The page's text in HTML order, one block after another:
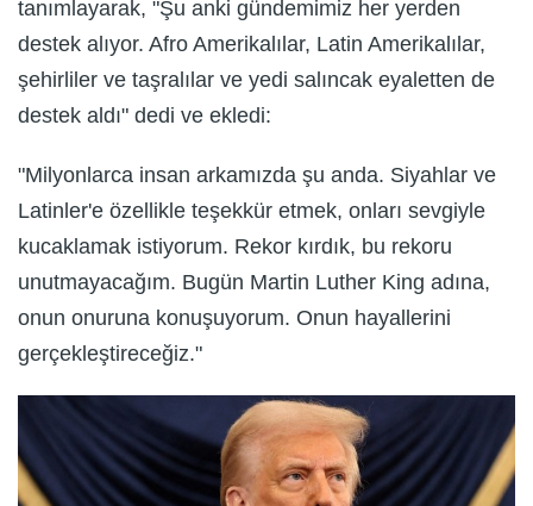
tanımlayarak, "Şu anki gündemimiz her yerden
destek alıyor. Afro Amerikalılar, Latin Amerikalılar,
şehirliler ve taşralılar ve yedi salıncak eyaletten de
destek aldı" dedi ve ekledi:
"Milyonlarca insan arkamızda şu anda. Siyahlar ve
Latinler'e özellikle teşekkür etmek, onları sevgiyle
kucaklamak istiyorum. Rekor kırdık, bu rekoru
unutmayacağım. Bugün Martin Luther King adına,
onun onuruna konuşuyorum. Onun hayallerini
gerçekleştireceğiz."